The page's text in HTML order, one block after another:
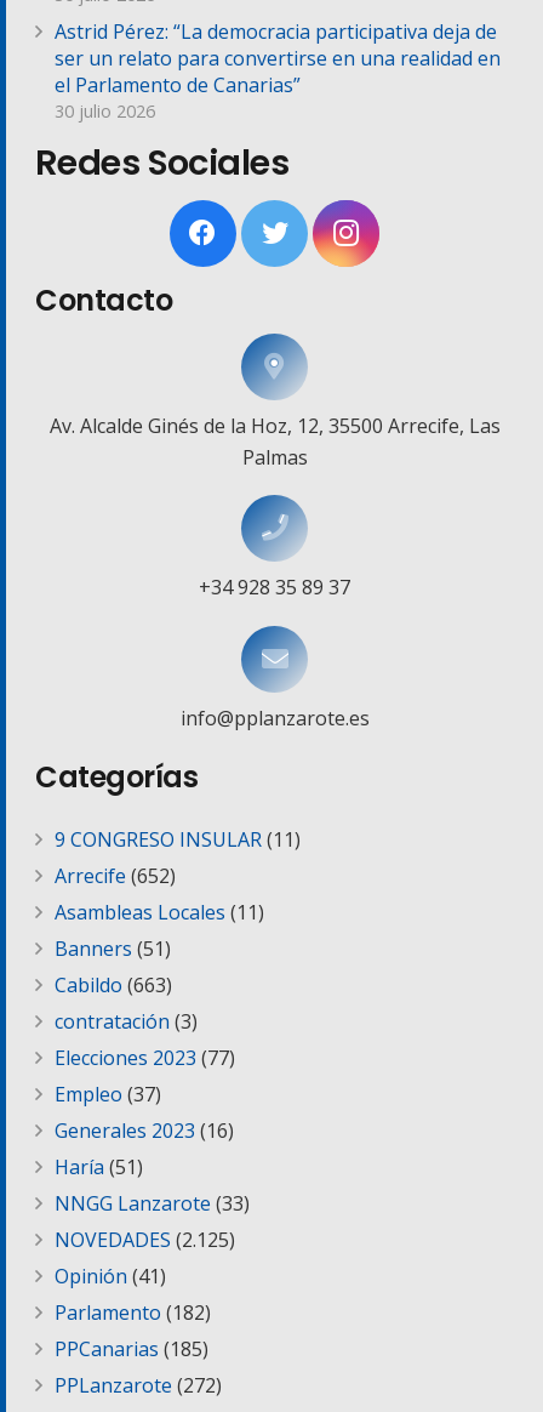
Astrid Pérez: “La democracia participativa deja de
ser un relato para convertirse en una realidad en
el Parlamento de Canarias”
30 julio 2026
Redes Sociales
Contacto
Av. Alcalde Ginés de la Hoz, 12, 35500 Arrecife, Las
Palmas
+34 928 35 89 37
info@pplanzarote.es
Categorías
9 CONGRESO INSULAR(11)
Arrecife (652)
Asambleas Locales (11)
Banners (51)
Cabildo (663)
contratación (3)
Elecciones 2023 (77)
Empleo (37)
Generales 2023 (16)
Haría (51)
NNGG Lanzarote (33)
NOVEDADES (2.125)
Opinión (41)
Parlamento (182)
PPCanarias (185)
PPLanzarote (272)